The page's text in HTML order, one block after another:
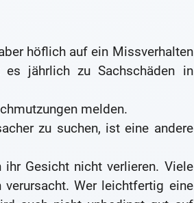
höflich auf ein Missverhalten
es jährlich zu Sachschäden in
melden.
zu suchen, ist eine andere
Gesicht nicht verlieren. Viele
verursacht. Wer leichtfertig eine